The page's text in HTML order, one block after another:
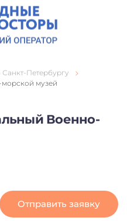
Санкт-Петербургу
музей
Военно-
Отправить заявку